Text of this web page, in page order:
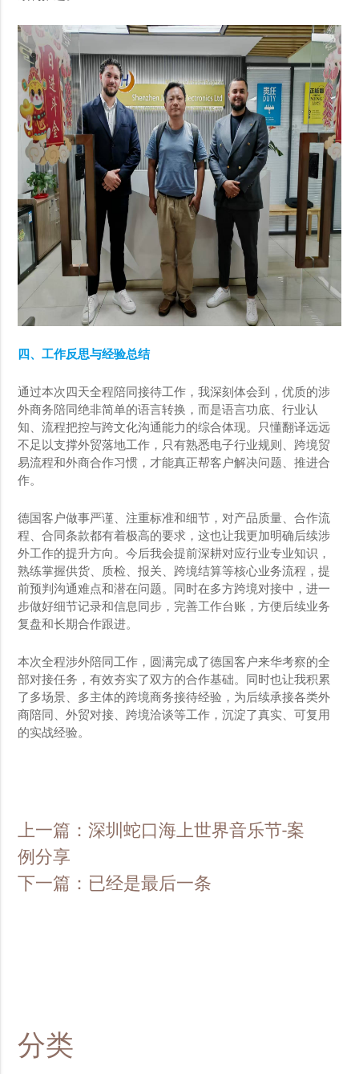
四、工作反思与经验总结
通过本次四天全程陪同接待工作，我深刻体会到，优质的涉
外商务陪同绝非简单的语言转换，而是语言功底、行业认
知、流程把控与跨文化沟通能力的综合体现。只懂翻译远远
不足以支撑外贸落地工作，只有熟悉电子行业规则、跨境贸
易流程和外商合作习惯，才能真正帮客户解决问题、推进合
作。
德国客户做事严谨、注重标准和细节，对产品质量、合作流
程、合同条款都有着极高的要求，这也让我更加明确后续涉
外工作的提升方向。今后我会提前深耕对应行业专业知识，
熟练掌握供货、质检、报关、跨境结算等核心业务流程，提
前预判沟通难点和潜在问题。同时在多方跨境对接中，进一
步做好细节记录和信息同步，完善工作台账，方便后续业务
复盘和长期合作跟进。
本次全程涉外陪同工作，圆满完成了德国客户来华考察的全
部对接任务，有效夯实了双方的合作基础。同时也让我积累
了多场景、多主体的跨境商务接待经验，为后续承接各类外
商陪同、外贸对接、跨境洽谈等工作，沉淀了真实、可复用
的实战经验。
上一篇：深圳蛇口海上世界音乐节-案
例分享
下一篇：已经是最后一条
分类